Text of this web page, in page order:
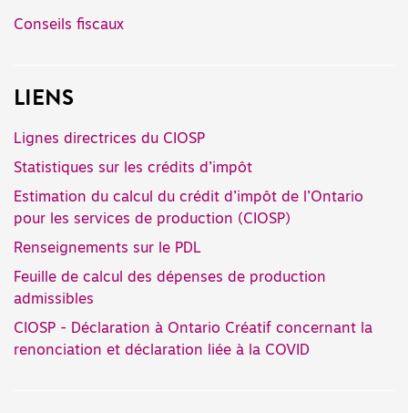
Conseils fiscaux
LIENS
Lignes directrices du CIOSP
Statistiques sur les crédits d’impôt
Estimation du calcul du crédit d’impôt de l’Ontario
pour les services de production (CIOSP)
Renseignements sur le PDL
Feuille de calcul des dépenses de production
admissibles
CIOSP - Déclaration à Ontario Créatif concernant la
renonciation et déclaration liée à la COVID